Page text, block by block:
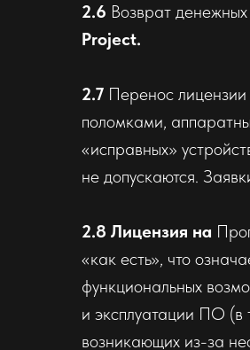
2.6 Возврат
Project.
2.7 Перенос лицензии
поломками,
«исправных»
не допускаются.
2.8 Лицензия на
«как есть», что
функциональных
и эксплуатации ПО (в
возникающих из-за